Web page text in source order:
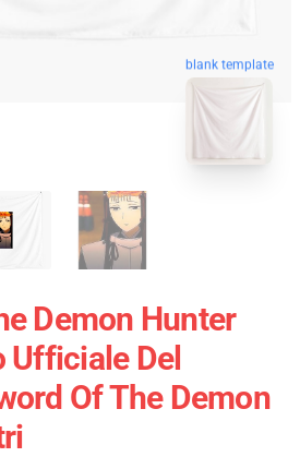
blank template
Demon Hunter
Ufficiale Del
Of The Demon